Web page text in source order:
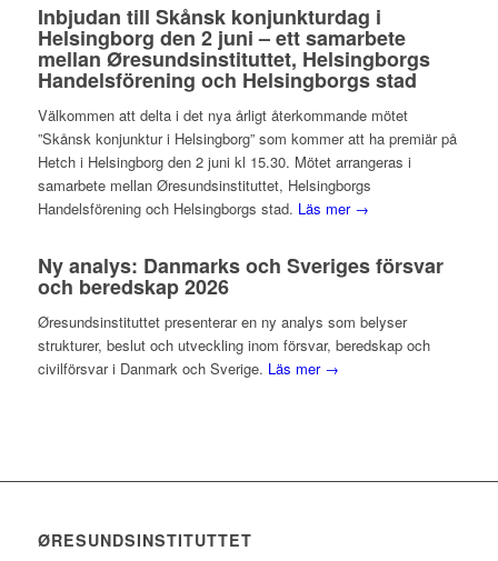
Inbjudan till Skånsk konjunkturdag i
Helsingborg den 2 juni – ett samarbete
mellan Øresundsinstituttet, Helsingborgs
Handelsförening och Helsingborgs stad
Välkommen att delta i det nya årligt återkommande mötet
”Skånsk konjunktur i Helsingborg” som kommer att ha premiär på
Hetch i Helsingborg den 2 juni kl 15.30. Mötet arrangeras i
samarbete mellan Øresundsinstituttet, Helsingborgs
Handelsförening och Helsingborgs stad. Läs mer →
Ny analys: Danmarks och Sveriges försvar
och beredskap 2026
Øresundsinstituttet presenterar en ny analys som belyser
strukturer, beslut och utveckling inom försvar, beredskap och
civilförsvar i Danmark och Sverige. Läs mer →
ØRESUNDSINSTITUTTET